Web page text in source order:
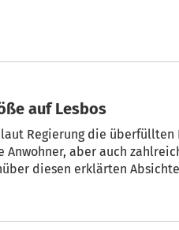
auf Lesbos
Regierung die
Anwohner, aber auch
diesen erklärten